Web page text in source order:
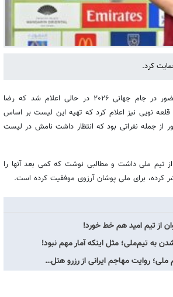
؛ لیست تیم ملی ایران برای حضور در جام جهانی ۲۰۲۶ در حالی اعلام شد که رضا
نویی نیز اعلام کرد که تهیه این لیست بر اساس
جمله نفراتی بود که انتظار داشت نامش در لیست
ملی داشت و مطالبی نوشت که کمی بعد آنها را
برای ملی پوشان آرزوی موفقیت کرده است.
از تیم امید هم خط خورد!
به تیم‌ملی؛ مثل اینکه آمار مهم نبود!
روایت مهاجم ایرانی از رزرو هتل…